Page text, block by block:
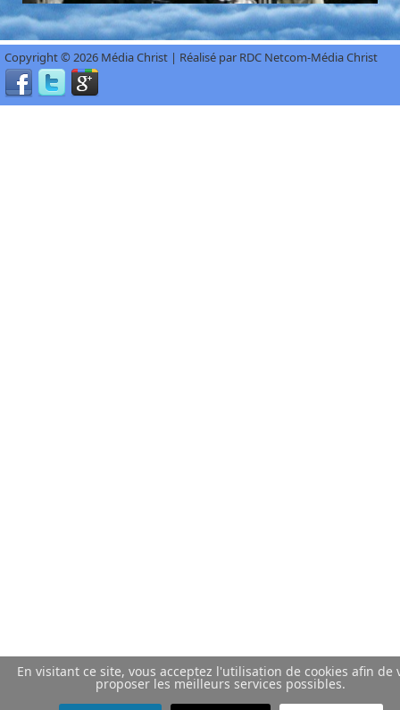
Copyright © 2026 Média Christ | Réalisé par RDC Netcom-Média Christ
En visitant ce site, vous acceptez l'utilisation de cookies afin de
proposer les meilleurs services possibles.